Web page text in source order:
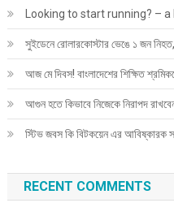
Looking to start running? – a
সুইডেনে রোলারকোস্টার ভেঙে ১ জন
আজ মে দিবস! বাংলাদেশের শিক্ষিত
আগুন হতে কিভাবে নিজেকে নিরাপদ
স্টিভ জবস কি বিটকয়েন এর আবিষ্কারক
RECENT COMMENTS